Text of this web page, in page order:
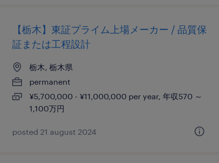
【栃木】東証プライム上場メーカー / 品質保
証または工程設計
栃木, 栃木県
permanent
¥5,700,000 - ¥11,000,000 per year, 年収570 ～
1,100万円
posted 21 august 2024